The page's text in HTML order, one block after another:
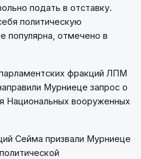
подать в отставку.
политическую
популярна, отмечено в
фракций ЛПМ
Мурниеце запрос о
Национальных вооруженных
Сейма призвали Мурниеце